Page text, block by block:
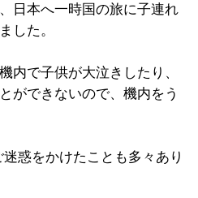
日本へ一時国の旅に子連れ
した。
内で子供が大泣きしたり、
ができないので、機内をう
惑をかけたことも多々あり